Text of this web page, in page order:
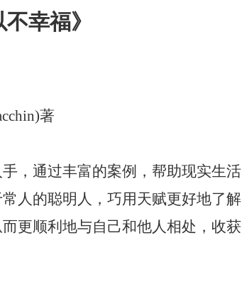
幸福》
著
，通过丰富的案例，帮助现实生活
人的聪明人，巧用天赋更好地了解
更顺利地与自己和他人相处，收获